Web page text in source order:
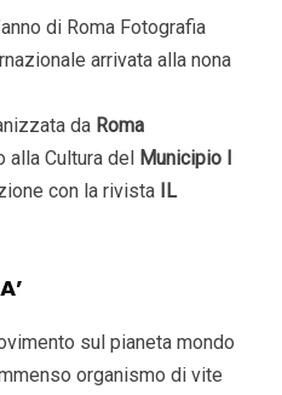
di Roma Fotografia
arrivata alla nona
da Roma
alla Cultura del Municipio I
con la rivista IL
sul pianeta mondo
organismo di vite